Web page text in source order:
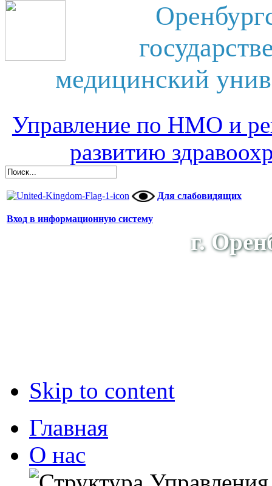
медицинский
Управление по НМО и
развитию
Для слабовидящих
Вход в информационную систему
г.
Skip to content
Главная
О нас